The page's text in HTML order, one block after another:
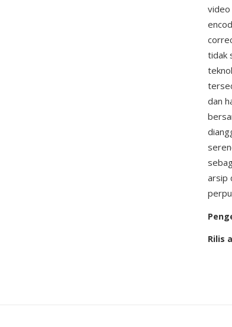
video
tidak
dan
arsip
Rilis